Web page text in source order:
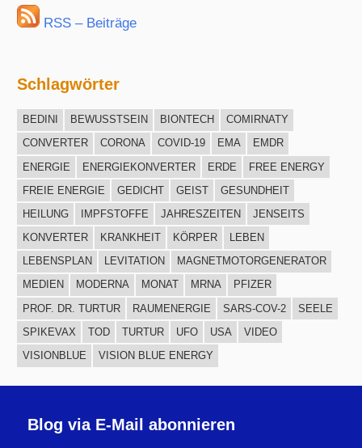
RSS – Beiträge
Schlagwörter
BEDINI BEWUSSTSEIN BIONTECH
COMIRNATY
CONVERTER
CORONA COVID-19 EMA
EMDR
ENERGIE
ENERGIEKONVERTER ERDE
FREE ENERGY
FREIE ENERGIE
GEDICHT GEIST
GESUNDHEIT
HEILUNG
IMPFSTOFFE JAHRESZEITEN
JENSEITS
KONVERTER
KRANKHEIT KÖRPER
LEBEN
LEBENSPLAN
LEVITATION
MAGNETMOTORGENERATOR
MEDIEN
MODERNA MONAT MRNA
PFIZER
PROF. DR. TURTUR
RAUMENERGIE SARS-COV-2
SEELE
SPIKEVAX
TOD TURTUR UFO USA
VIDEO
VISIONBLUE
VISION BLUE ENERGY
Blog via E-Mail abonnieren